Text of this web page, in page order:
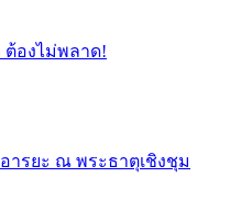
ต้องไม่พลาด!
ารยะ ณ พระธาตุเชิงชุม